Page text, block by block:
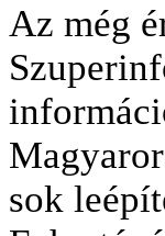
Az még
sok